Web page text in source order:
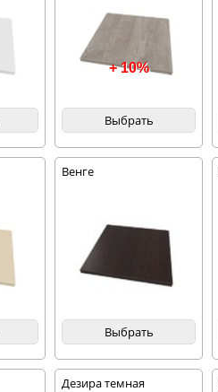
+ 10%
Выбрать
Венге
Выбрать
Дезира темная